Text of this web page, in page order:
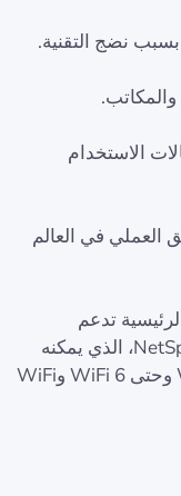
بسبب نضج التقنية.
الاستخدام
العملي في العالم
تدعم
802.11ac بالكامل، بما في ذلك NetSpot، الذي يمكنه
إجراء تحليل شامل لشبكات WiFi 5 وحتى WiFi 6 وWiFi